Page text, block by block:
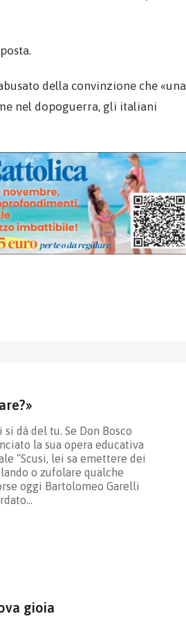
della convinzione che «una
nel dopoguerra, gli italiani
si dà del tu. Se Don Bosco
la sua opera educativa
“Scusi, lei sa emettere dei
o zufolare qualche
oggi Bartolomeo Garelli
gioia